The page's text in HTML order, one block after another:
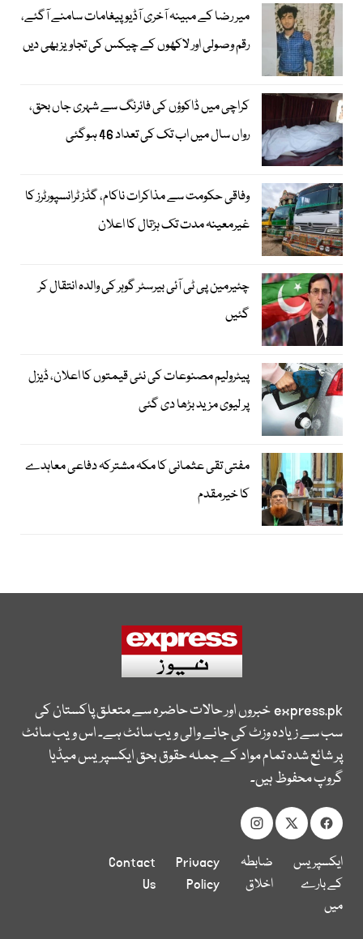
میر رضا کے مبینہ آخری آڈیو پیغامات سامنے آگئے،
رقم وصولی اور لاکھوں کے چیکس کی تجاویز بھی دیں
کراچی میں ڈاکوؤں کی فائرنگ سے شہری جاں بحق،
رواں سال میں اب تک کی تعداد 46 ہوگئی
وفاقی حکومت سے مذاکرات ناکام، گڈز ٹرانسپورٹرز کا
غیرمعینہ مدت تک ہڑتال کا اعلان
چئیرمین پی ٹی آئی بیرسٹر گوہر کی والدہ انتقال کر
گئیں
پیٹرولیم مصنوعات کی نئی قیمتوں کا اعلان، ڈیزل
پر لیوی مزید بڑھا دی گئی
مفتی تقی عثمانی کا مکہ مشترکہ دفاعی معاہدے
کا خیرمقدم
express.pkخبروں اور حالات حاضرہ سے متعلق پاکستان کی
سب سے زیادہ وزٹ کی جانے والی ویب سائٹ ہے۔ اس ویب سائٹ
پر شائع شدہ تمام مواد کے جملہ حقوق بحق ایکسپریس میڈیا
گروپ محفوظ ہیں۔
ایکسپریس
کے بارے
میں
ضابطہ
اخلاق
Privacy
Policy
Contact
Us